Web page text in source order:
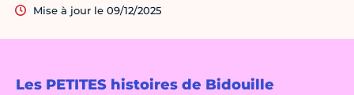
Les PETITES histoires de Bidouille
Mise à jour le 09/12/2025